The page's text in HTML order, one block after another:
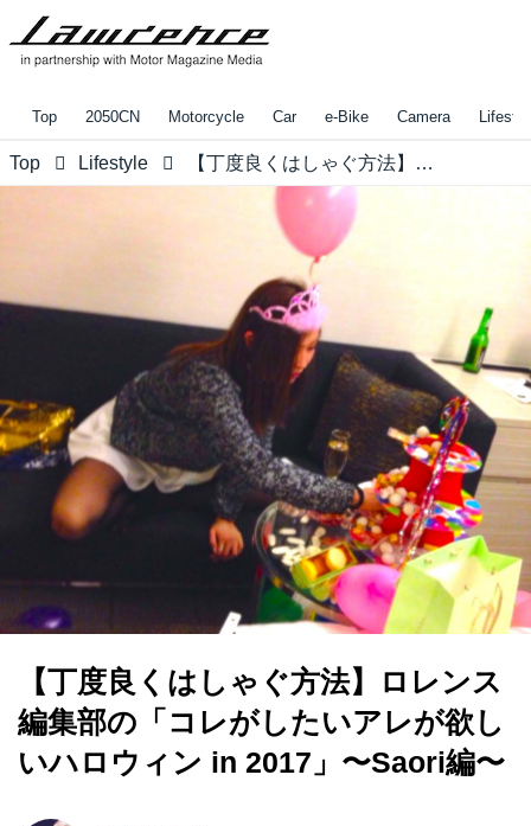
Top 2050CN Motorcycle Car e-Bike Camera
Top Lifestyle 【丁度良くはしゃぐ方法】ロレンス編集部の「コレがしたいアレが欲しいハロウィン in 2017」〜Saori編〜
【丁度良くはしゃぐ方法】ロレンス
編集部の「コレがしたいアレが欲し
いハロウィン in 2017」〜Saori編〜